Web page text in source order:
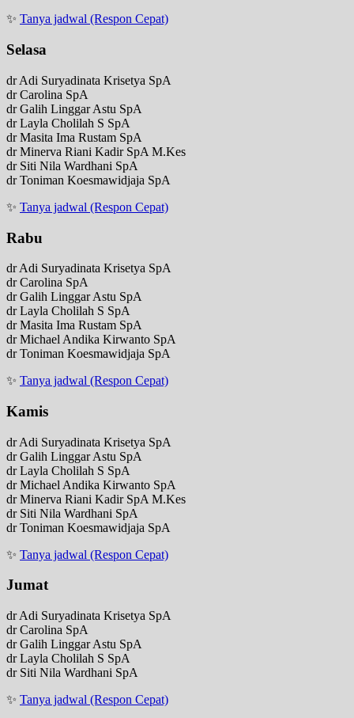
✨ Tanya jadwal (Respon Cepat)
Selasa
dr Adi Suryadinata Krisetya SpA
dr Carolina SpA
dr Galih Linggar Astu SpA
dr Layla Cholilah S SpA
dr Masita Ima Rustam SpA
dr Minerva Riani Kadir SpA M.Kes
dr Siti Nila Wardhani SpA
dr Toniman Koesmawidjaja SpA
✨ Tanya jadwal (Respon Cepat)
Rabu
dr Adi Suryadinata Krisetya SpA
dr Carolina SpA
dr Galih Linggar Astu SpA
dr Layla Cholilah S SpA
dr Masita Ima Rustam SpA
dr Michael Andika Kirwanto SpA
dr Toniman Koesmawidjaja SpA
✨ Tanya jadwal (Respon Cepat)
Kamis
dr Adi Suryadinata Krisetya SpA
dr Galih Linggar Astu SpA
dr Layla Cholilah S SpA
dr Michael Andika Kirwanto SpA
dr Minerva Riani Kadir SpA M.Kes
dr Siti Nila Wardhani SpA
dr Toniman Koesmawidjaja SpA
✨ Tanya jadwal (Respon Cepat)
Jumat
dr Adi Suryadinata Krisetya SpA
dr Carolina SpA
dr Galih Linggar Astu SpA
dr Layla Cholilah S SpA
dr Siti Nila Wardhani SpA
✨ Tanya jadwal (Respon Cepat)